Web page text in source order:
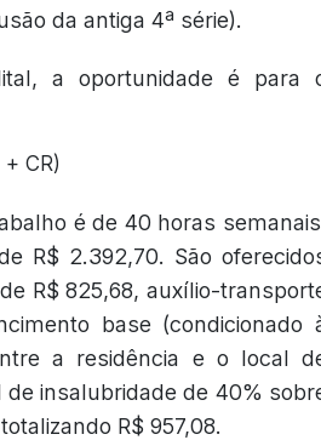
da antiga 4ª série).
a oportunidade é para
CR)
é de 40 horas
R$ 2.392,70. São
R$ 825,68, auxílio-
base (condicionado
a residência e o local
de insalubridade de 40%
R$ 957,08.